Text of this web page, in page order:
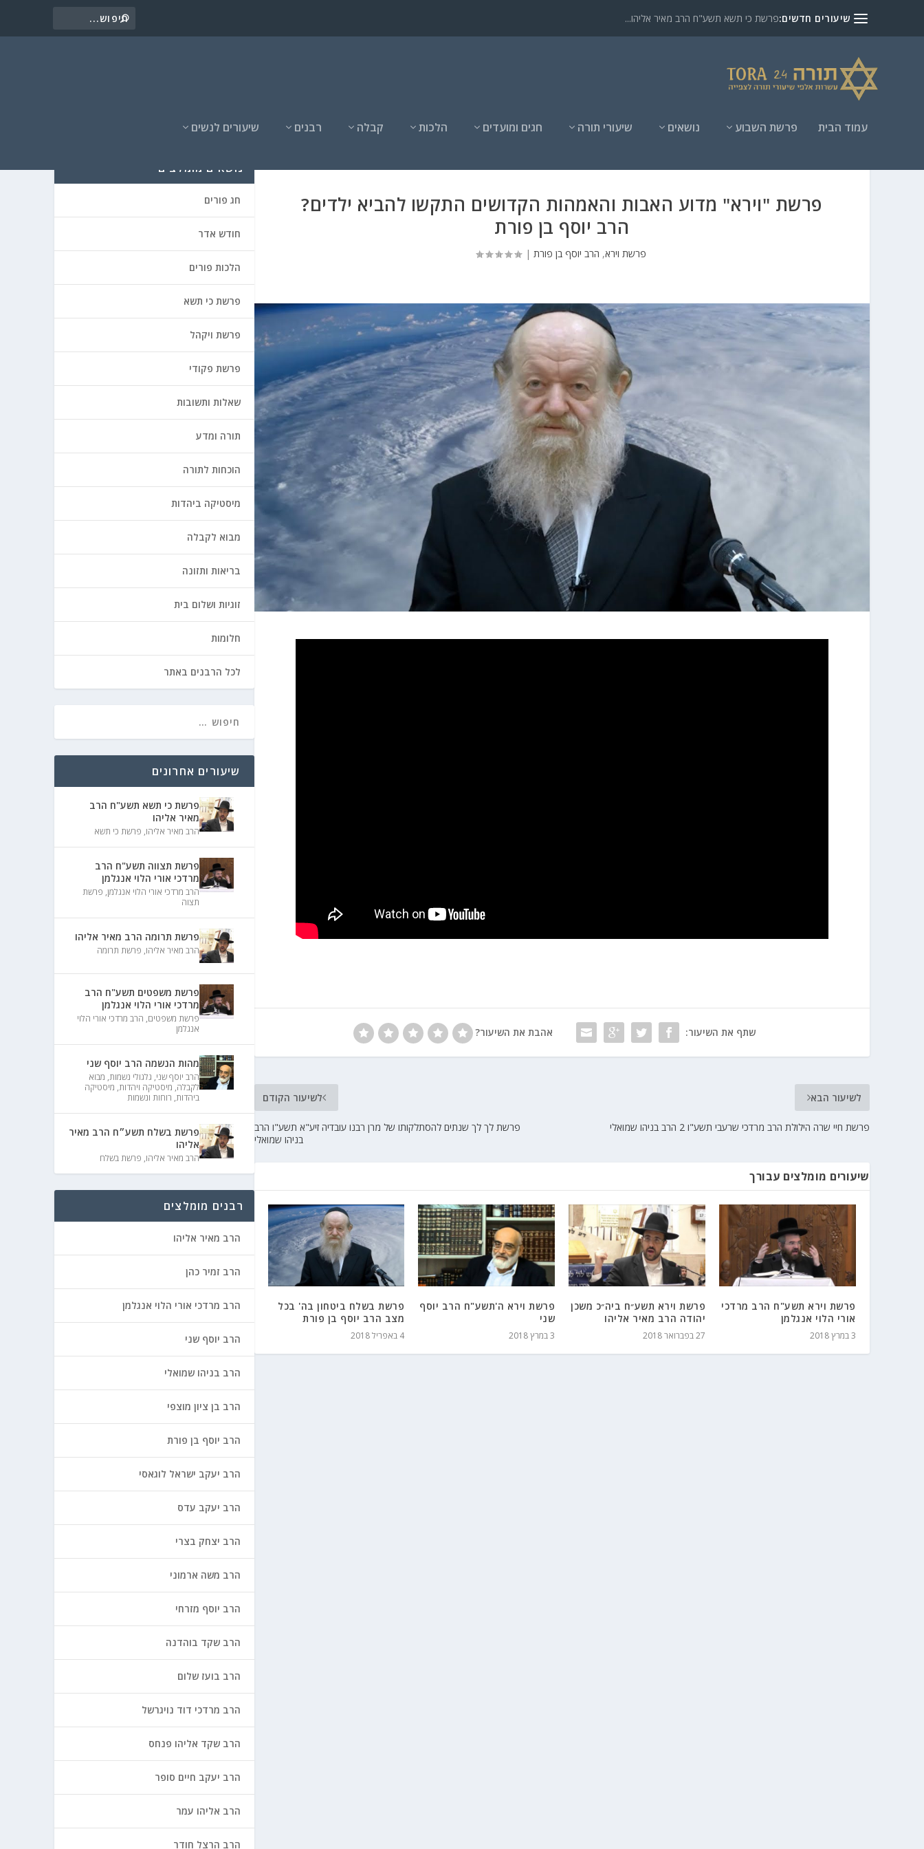
שיעורים חדשים:פרשת כי תשא תשע"ח הרב מאיר אליהו...
עמוד הבית פרשת השבוע נושאים שיעורי תורה חגים ומועדים הלכות קבלה רבנים שיעורים לנשים
פרשת "וירא" מדוע האבות והאמהות הקדושים התקשו להביא ילדים?
הרב יוסף בן פורת
פרשת וירא, הרב יוסף בן פורת|
שתף את השיעור: אהבת את השיעור?
לשיעור הקודם
פרשת לך לך שנתים להסתלקותו של מרן רבנו עובדיה זיע"א תשע"ו הרב
בניהו שמואלי
לשיעור הבא
פרשת חיי שרה הילולת הרב מרדכי שרעבי תשע"ו 2 הרב בניהו שמואלי
שיעורים מומלצים עבורך
פרשת וירא תשע"ח הרב מרדכי
אורי הלוי אנגלמן
3 במרץ 2018
פרשת וירא תשע״ח ביה״כ משכן
יהודה הרב מאיר אליהו
27 בפברואר 2018
פרשת וירא ה'תשע"ח הרב יוסף
שני
3 במרץ 2018
פרשת בשלח ביטחון בה' בכל
מצב הרב יוסף בן פורת
4 באפריל 2018
נושאים מומלצים
חג פורים
חודש אדר
הלכות פורים
פרשת כי תשא
פרשת ויקהל
פרשת פקודי
שאלות ותשובות
תורה ומדע
הוכחות לתורה
מיסטיקה ביהדות
מבוא לקבלה
בריאות ותזונה
זוגיות ושלום בית
חלומות
לכל הרבנים באתר
שיעורים אחרונים
פרשת כי תשא תשע"ח הרב
מאיר אליהו
הרב מאיר אליהו, פרשת כי תשא
פרשת תצווה תשע"ח הרב
מרדכי אורי הלוי אנגלמן
הרב מרדכי אורי הלוי אנגלמן, פרשת
תצוה
פרשת תרומה הרב מאיר אליהו
הרב מאיר אליהו, פרשת תרומה
פרשת משפטים תשע"ח הרב
מרדכי אורי הלוי אנגלמן
פרשת משפטים, הרב מרדכי אורי הלוי
אנגלמן
מהות הנשמה הרב יוסף שני
הרב יוסף שני, גלגולי נשמות, מבוא
לקבלה, מיסטיקה ויהדות, מיסטיקה
ביהדות, רוחות ונשמות
פרשת בשלח תשע״ח הרב מאיר
אליהו
הרב מאיר אליהו, פרשת בשלח
רבנים מומלצים
הרב מאיר אליהו
הרב זמיר כהן
הרב מרדכי אורי הלוי אנגלמן
הרב יוסף שני
הרב בניהו שמואלי
הרב בן ציון מוצפי
הרב יוסף בן פורת
הרב יעקב ישראל לוגאסי
הרב יעקב עדס
הרב יצחק בצרי
הרב משה ארמוני
הרב יוסף מזרחי
הרב שקד בוהדנה
הרב בועז שלום
הרב מרדכי דוד נויגרשל
הרב שקד אליהו פנחס
הרב יעקב חיים סופר
הרב אליהו עמר
הרב הרצל חודר